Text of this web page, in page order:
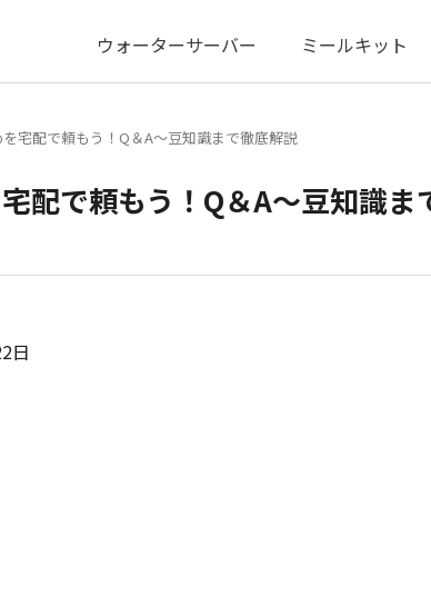
ウォーターサーバー ミールキット
を宅配で頼もう！Q＆A〜豆知識まで徹底解説
配で頼もう！Q＆A〜豆知識ま
日